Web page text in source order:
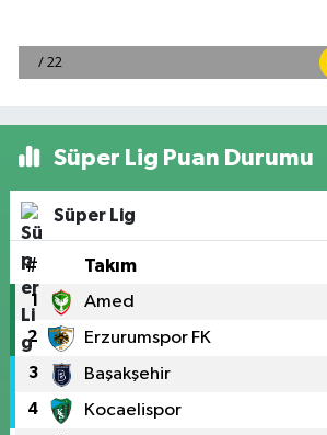
Süper Lig Puan Durumu
Süper Lig
# Takım
1 Amed
2 Erzurumspor FK
3 Başakşehir
4 Kocaelispor